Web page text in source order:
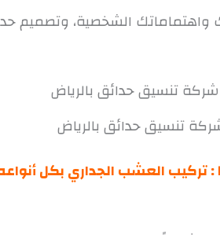
واهتماماتك الشخصية،
تنسيق حدائق بالرياض
:تركيب العشب الجداري بكل